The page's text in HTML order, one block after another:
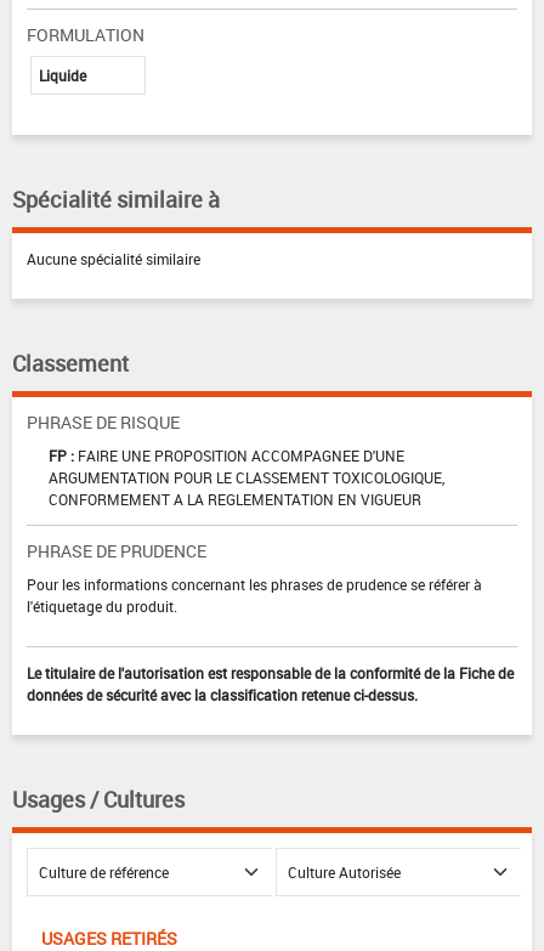
FORMULATION
Liquide
Spécialité similaire à
Aucune spécialité similaire
Classement
PHRASE DE RISQUE
FP : FAIRE UNE PROPOSITION ACCOMPAGNEE D'UNE
ARGUMENTATION POUR LE CLASSEMENT TOXICOLOGIQUE,
CONFORMEMENT A LA REGLEMENTATION EN VIGUEUR
PHRASE DE PRUDENCE
Pour les informations concernant les phrases de prudence se référer à
l'étiquetage du produit.
Le titulaire de l'autorisation est responsable de la conformité de la Fiche de
données de sécurité avec la classification retenue ci-dessus.
Usages / Cultures
USAGES RETIRÉS